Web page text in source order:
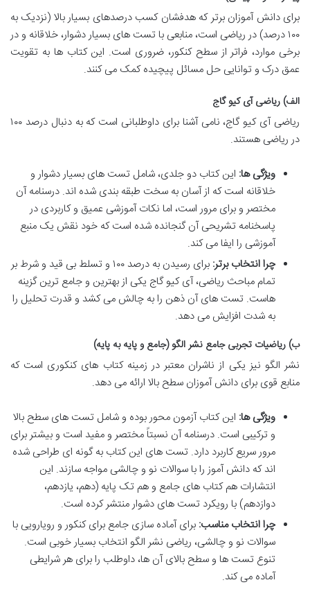
برای دانش آموزان برتر که هدفشان کسب درصدهای بسیار بالا (نزدیک به
۱۰۰ درصد) در ریاضی است، منابعی با تست های بسیار دشوار، خلاقانه و در
برخی موارد، فراتر از سطح کنکور، ضروری است. این کتاب ها به تقویت
عمق درک و توانایی حل مسائل پیچیده کمک می کنند.
الف) ریاضی آی کیو گاج
ریاضی آی کیو گاج، نامی آشنا برای داوطلبانی است که به دنبال درصد ۱۰۰
در ریاضی هستند.
ویژگی ها: این کتاب دو جلدی، شامل تست های بسیار دشوار و
خلاقانه است که از آسان به سخت طبقه بندی شده اند. درسنامه آن
مختصر و برای مرور است، اما نکات آموزشی عمیق و کاربردی در
پاسخنامه تشریحی آن گنجانده شده است که خود نقش یک منبع
آموزشی را ایفا می کند.
چرا انتخاب برتر:
برای رسیدن به درصد ۱۰۰ و تسلط بی قید و شرط بر
تمام مباحث ریاضی، آی کیو گاج یکی از بهترین و جامع ترین گزینه
هاست. تست های آن ذهن را به چالش می کشد و قدرت تحلیل را
به شدت افزایش می دهد.
ب) ریاضیات تجربی جامع نشر الگو (جامع و پایه به پایه)
نشر الگو نیز یکی از ناشران معتبر در زمینه کتاب های کنکوری است که
منابع قوی برای دانش آموزان سطح بالا ارائه می دهد.
ویژگی ها: این کتاب آزمون محور بوده و شامل تست های سطح بالا
و ترکیبی است. درسنامه آن نسبتاً مختصر و مفید است و بیشتر برای
مرور سریع کاربرد دارد. تست های این کتاب به گونه ای طراحی شده
اند که دانش آموز را با سوالات نو و چالشی مواجه سازند. این
انتشارات هم کتاب های جامع و هم تک پایه (دهم، یازدهم،
دوازدهم) با رویکرد تست های دشوار منتشر کرده است.
چرا انتخاب مناسب: برای آماده سازی جامع برای کنکور و رویارویی با
سوالات نو و چالشی، ریاضی نشر الگو انتخاب بسیار خوبی است.
تنوع تست ها و سطح بالای آن ها، داوطلب را برای هر شرایطی
آماده می کند.